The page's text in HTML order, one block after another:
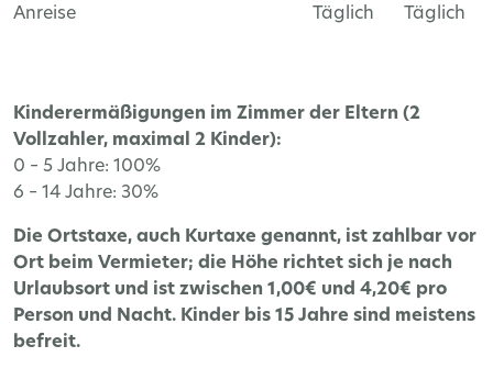
Anreise Täglich Täglich
Kinderermäßigungen im Zimmer der Eltern (2
Vollzahler, maximal 2 Kinder):
0 – 5 Jahre: 100%
6 – 14 Jahre: 30%
Die Ortstaxe, auch Kurtaxe genannt, ist zahlbar vor
Ort beim Vermieter; die Höhe richtet sich je nach
Urlaubsort und ist zwischen 1,00€ und 4,20€ pro
Person und Nacht. Kinder bis 15 Jahre sind meistens
befreit.